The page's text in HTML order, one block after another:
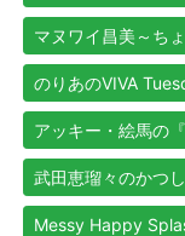
マヌワイ昌美～ち
のりあのVIVA
アッキー・絵馬の
武田恵瑠々のかつ
Messy Happy